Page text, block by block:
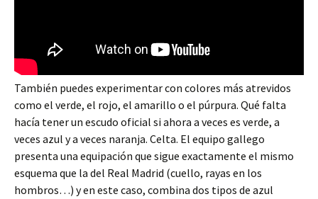
También puedes experimentar con colores más atrevidos
como el verde, el rojo, el amarillo o el púrpura. Qué falta
hacía tener un escudo oficial si ahora a veces es verde, a
veces azul y a veces naranja. Celta. El equipo gallego
presenta una equipación que sigue exactamente el mismo
esquema que la del Real Madrid (cuello, rayas en los
hombros…) y en este caso, combina dos tipos de azul